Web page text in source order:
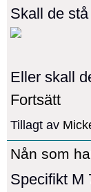
Skall de
Eller skall
Fortsätt
Tillagt av
Nån som
Specifikt M